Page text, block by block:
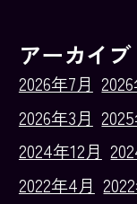
アーカイブ
2026年7月
2026年3月
2024年12月
2022年4月